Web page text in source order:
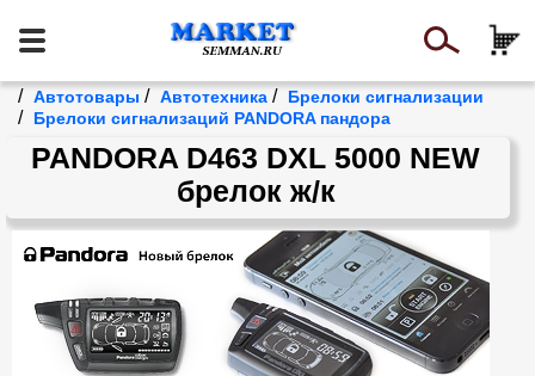
/ Автотовары / Автотехника / Брелоки сигнализации
/ Брелоки сигнализаций PANDORA пандора
PANDORA D463 DXL 5000 NEW
брелок ж/к